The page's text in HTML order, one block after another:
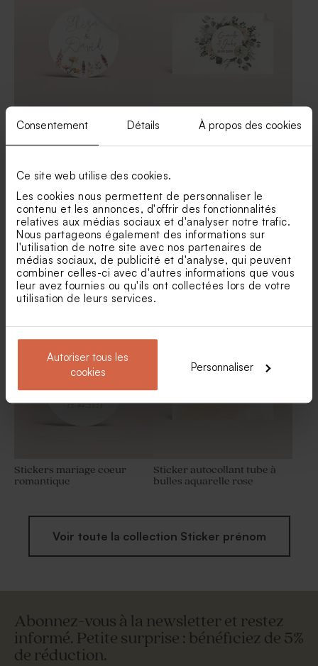
Consentement Détails À propos des cookies
Ce site web utilise des cookies.
Les cookies nous permettent de personnaliser le
contenu et les annonces, d'offrir des fonctionnalités
relatives aux médias sociaux et d'analyser notre trafic.
Nous partageons également des informations sur
l'utilisation de notre site avec nos partenaires de
médias sociaux, de publicité et d'analyse, qui peuvent
combiner celles-ci avec d'autres informations que vous
leur avez fournies ou qu'ils ont collectées lors de votre
utilisation de leurs services.
Autoriser tous les
cookies
Personnaliser
jardin provençal
jardin provençal
jardin provençal
tissu lavande
Sticker autocollant mariage Sticker tube à bulles
mariage couronne bohème
Sticker mariage bouquet
Stickers mariage coeur
romantique
Sticker autocollant tube à
bulles aquarelle rose
Voir toute la collection Sticker prénom
Abonnez-vous à la newsletter et restez
informé. Petite surprise : bénéficiez de 5%
de réduction.